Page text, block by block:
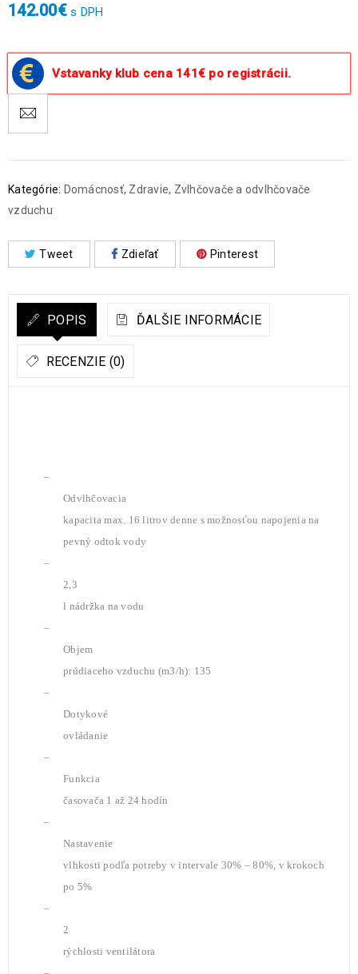
142.00€ s DPH
Vstavanky klub cena 141€ po registrácii.
Kategórie: Domácnosť, Zdravie, Zvlhčovače a odvlhčovače
vzduchu
Tweet Zdieľať Pinterest
POPIS ĎALŠIE INFORMÁCIE
RECENZIE (0)
–
Odvlhčovacia
kapacita max. 16 litrov denne s možnosťou napojenia na
pevný odtok vody
–
2,3
l nádržka na vodu
–
Objem
prúdiaceho vzduchu (m3/h): 135
–
Dotykové
ovládanie
–
Funkcia
časovača 1 až 24 hodín
–
Nastavenie
vlhkosti podľa potreby v intervale 30% – 80%, v krokoch
po 5%
–
2
rýchlosti ventilátora